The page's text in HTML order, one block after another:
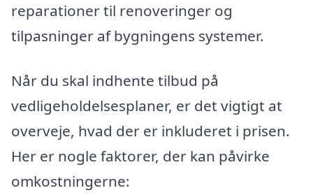
reparationer til renoveringer og
tilpasninger af bygningens systemer.
Når du skal indhente tilbud på
vedligeholdelsesplaner, er det vigtigt at
overveje, hvad der er inkluderet i prisen.
Her er nogle faktorer, der kan påvirke
omkostningerne: